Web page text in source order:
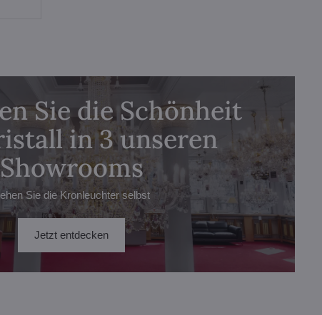
Sie die Schönheit
in 3 unseren
Showrooms
Sie die Kronleuchter selbst
Jetzt entdecken